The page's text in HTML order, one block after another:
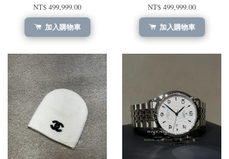
NT$ 499,999.00
加入購物車
NT$ 499,999.00
加入購物車